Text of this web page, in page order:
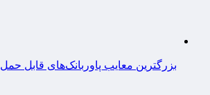
بزرگترین معایب پاوربانک‌های قابل حمل